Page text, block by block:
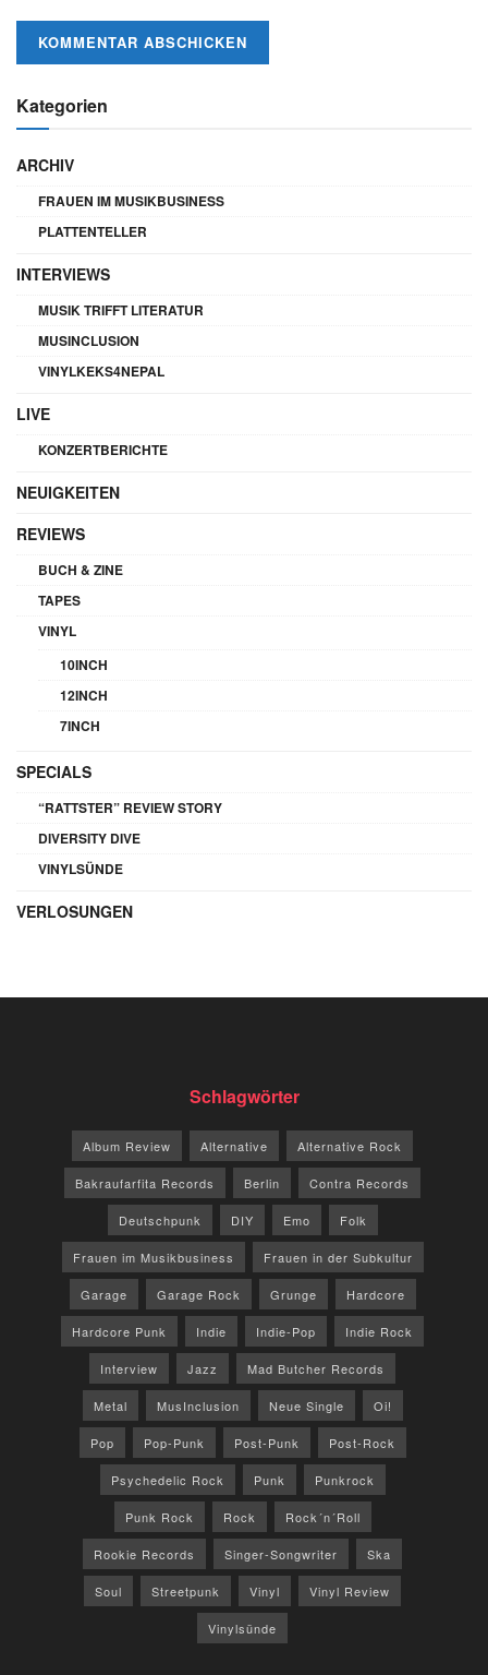
Kategorien
ARCHIV
FRAUEN IM MUSIKBUSINESS
PLATTENTELLER
INTERVIEWS
MUSIK TRIFFT LITERATUR
MUSINCLUSION
VINYLKEKS4NEPAL
LIVE
KONZERTBERICHTE
NEUIGKEITEN
REVIEWS
BUCH & ZINE
TAPES
VINYL
10INCH
12INCH
7INCH
SPECIALS
“RATTSTER” REVIEW STORY
DIVERSITY DIVE
VINYLSÜNDE
VERLOSUNGEN
Schlagwörter
Album Review Alternative Alternative Rock
Bakraufarfita Records Berlin Contra Records
Deutschpunk DIY Emo Folk
Frauen im Musikbusiness Frauen in der Subkultur
Garage Garage Rock Grunge Hardcore
Hardcore Punk Indie Indie-Pop Indie Rock
Interview Jazz Mad Butcher Records
Metal MusInclusion Neue Single Oi!
Pop Pop-Punk Post-Punk Post-Rock
Psychedelic Rock Punk Punkrock
Punk Rock Rock Rock´n´Roll
Rookie Records Singer-Songwriter Ska
Soul Streetpunk Vinyl Vinyl Review
Vinylsünde